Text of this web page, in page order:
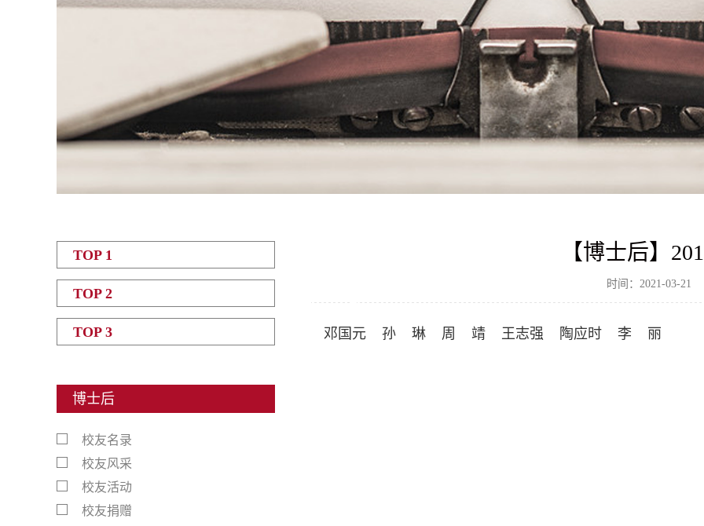
TOP 1
TOP 2
TOP 3
博士后
校友名录
校友风采
校友活动
校友捐赠
【博士后】
时间：2021-03-21
邓国元 孙 琳 周 靖 王志强 陶应时 李 丽